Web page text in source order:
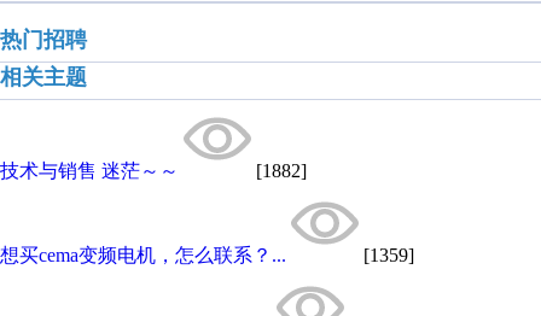
热门招聘
相关主题
技术与销售 迷茫～～ [1882]
想买cema变频电机，怎么联系？... [1359]